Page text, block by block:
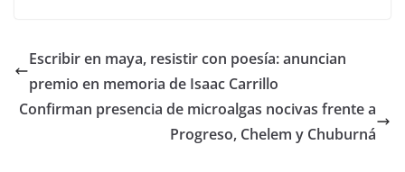
Escribir en maya, resistir con poesía: anuncian
premio en memoria de Isaac Carrillo
Confirman presencia de microalgas nocivas frente a
Progreso, Chelem y Chuburná